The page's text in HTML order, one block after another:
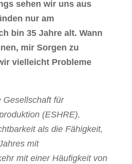
sehen wir uns aus
nur am
bin 35 Jahre alt. Wann
mir Sorgen zu
vielleicht Probleme
Gesellschaft für
(ESHRE),
als die Fähigkeit,
mit
mit einer Häufigkeit von